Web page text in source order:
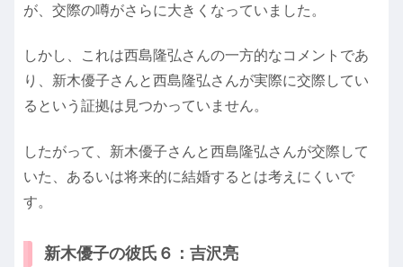
が、交際の噂がさらに大きくなっていました。
しかし、これは西島隆弘さんの一方的なコメントであ
り、新木優子さんと西島隆弘さんが実際に交際してい
るという証拠は見つかっていません。
したがって、新木優子さんと西島隆弘さんが交際して
いた、あるいは将来的に結婚するとは考えにくいで
す。
新木優子の彼氏６：吉沢亮